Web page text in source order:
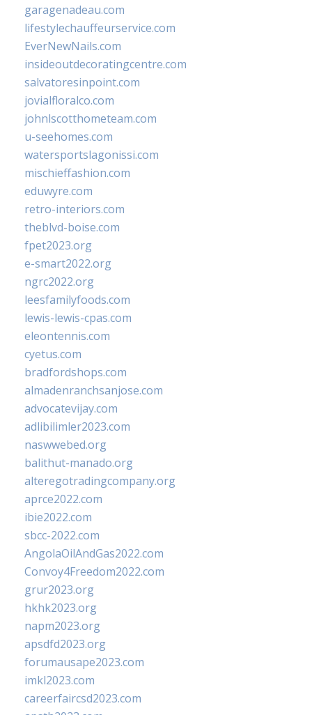
garagenadeau.com
lifestylechauffeurservice.com
EverNewNails.com
insideoutdecoratingcentre.com
salvatoresinpoint.com
jovialfloralco.com
johnlscotthometeam.com
u-seehomes.com
watersportslagonissi.com
mischieffashion.com
eduwyre.com
retro-interiors.com
theblvd-boise.com
fpet2023.org
e-smart2022.org
ngrc2022.org
leesfamilyfoods.com
lewis-lewis-cpas.com
eleontennis.com
cyetus.com
bradfordshops.com
almadenranchsanjose.com
advocatevijay.com
adlibilimler2023.com
naswwebed.org
balithut-manado.org
alteregotradingcompany.org
aprce2022.com
ibie2022.com
sbcc-2022.com
AngolaOilAndGas2022.com
Convoy4Freedom2022.com
grur2023.org
hkhk2023.org
napm2023.org
apsdfd2023.org
forumausape2023.com
imkl2023.com
careerfaircsd2023.com